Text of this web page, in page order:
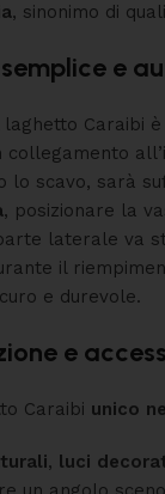
, sinonimo di
e
laghetto Caraibi è
collegamento
lo scavo, sarà
, posizionare la
laterale va
il
e durevole.
e
Caraibi unico
, luci